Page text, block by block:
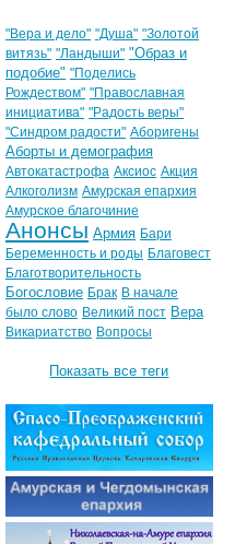
"Вера и дело" "Душа" "Золотой
витязь" "Ландыши" "Образ и
подобие" "Поделись
Рождеством" "Православная
инициатива" "Радость веры"
"Синдром радости" Аборигены
Аборты и демография
Автокатастрофа Аксиос Акция
Алкоголизм Амурская епархия
Амурское благочиние
Анонсы Армия Бари
Беременность и роды Благовест
Благотворительность
Богословие Брак В начале
было слово Великий пост Вера
Викариатство Вопросы
Показать все теги